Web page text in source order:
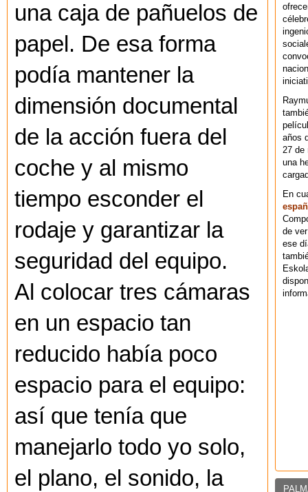
una caja de pañuelos de
papel. De esa forma
podía mantener la
dimensión documental
de la acción fuera del
coche y al mismo
tiempo esconder el
rodaje y garantizar la
seguridad del equipo.
Al colocar tres cámaras
en un espacio tan
reducido había poco
espacio para el equipo:
así que tenía que
manejarlo todo yo solo,
el plano, el sonido, la
años
27 de
una
En
de
ese